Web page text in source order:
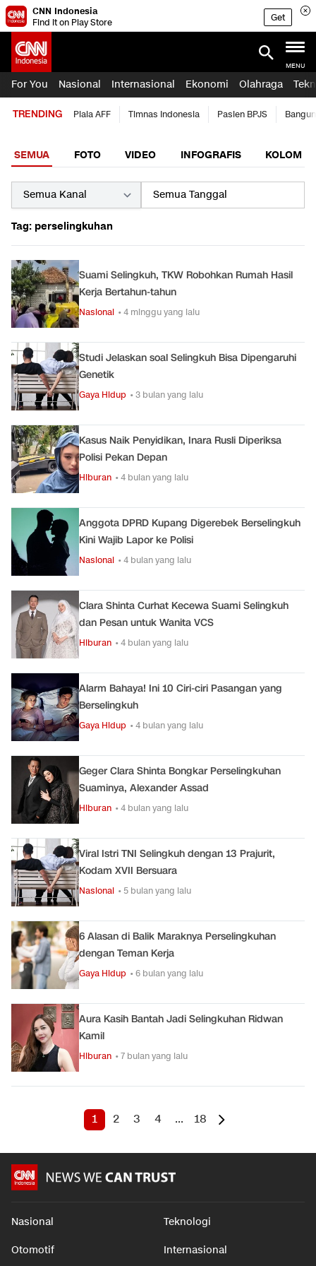
CNN Indonesia
Find it on Play Store
Get
MENU
For You Nasional Internasional Ekonomi Olahraga
TRENDING Piala AFF Timnas Indonesia Pasien BPJS
SEMUA FOTO VIDEO INFOGRAFIS KOLOM
Tag: perselingkuhan
Suami Selingkuh, TKW Robohkan Rumah Hasil
Kerja Bertahun-tahun
Nasional • 4 minggu yang lalu
Studi Jelaskan soal Selingkuh Bisa Dipengaruhi
Genetik
Gaya Hidup • 3 bulan yang lalu
Kasus Naik Penyidikan, Inara Rusli Diperiksa
Polisi Pekan Depan
Hiburan • 4 bulan yang lalu
Anggota DPRD Kupang Digerebek Berselingkuh
Kini Wajib Lapor ke Polisi
Nasional • 4 bulan yang lalu
Clara Shinta Curhat Kecewa Suami Selingkuh
dan Pesan untuk Wanita VCS
Hiburan • 4 bulan yang lalu
Alarm Bahaya! Ini 10 Ciri-ciri Pasangan yang
Berselingkuh
Gaya Hidup • 4 bulan yang lalu
Geger Clara Shinta Bongkar Perselingkuhan
Suaminya, Alexander Assad
Hiburan • 4 bulan yang lalu
Viral Istri TNI Selingkuh dengan 13 Prajurit,
Kodam XVII Bersuara
Nasional • 5 bulan yang lalu
6 Alasan di Balik Maraknya Perselingkuhan
dengan Teman Kerja
Gaya Hidup • 6 bulan yang lalu
Aura Kasih Bantah Jadi Selingkuhan Ridwan
Kamil
Hiburan • 7 bulan yang lalu
1 2 3 4 ... 18
Nasional Teknologi
Otomotif Internasional